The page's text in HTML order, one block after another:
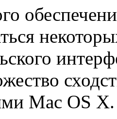
Mac OS X.